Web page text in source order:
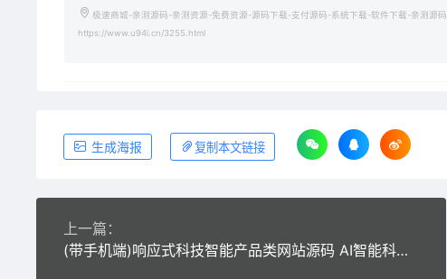
极速商城-亲测源码-亲测资源-免费资源-源码下载-支付源码-系统下载-软件下载-亲测源码
https://www.u94i.cn/3255.html
生成海报 复制本文链接
上一篇：
(带手机端)响应式科技智能产品类网站源码 AI智能科技网站织梦dede模板